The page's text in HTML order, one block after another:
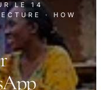
LE 14
· HOW